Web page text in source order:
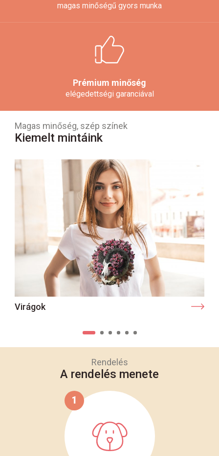
magas minőségű gyors munka
Prémium minőség
elégedettségi garanciával
Magas minőség, szép színek
Kiemelt mintáink
Virágok
Rendelés
A rendelés menete
1